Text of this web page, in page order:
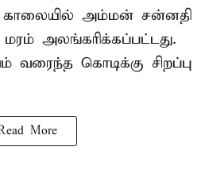
அம்மன் சன்னதி
அலங்கரிக்கப்பட்டது.
வரைந்த கொடிக்கு சிறப்பு
More